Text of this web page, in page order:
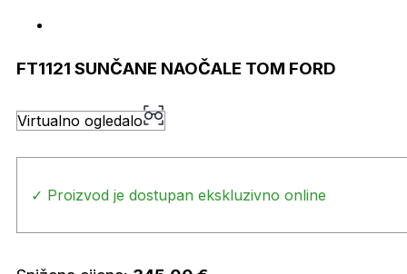
FT1121 SUNČANE NAOČALE TOM FORD
Virtualno ogledalo
✓ Proizvod je dostupan ekskluzivno online